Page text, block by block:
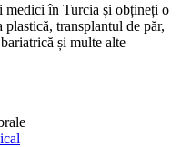
medici în Turcia și obțineți o
transplantul de păr,
și multe alte